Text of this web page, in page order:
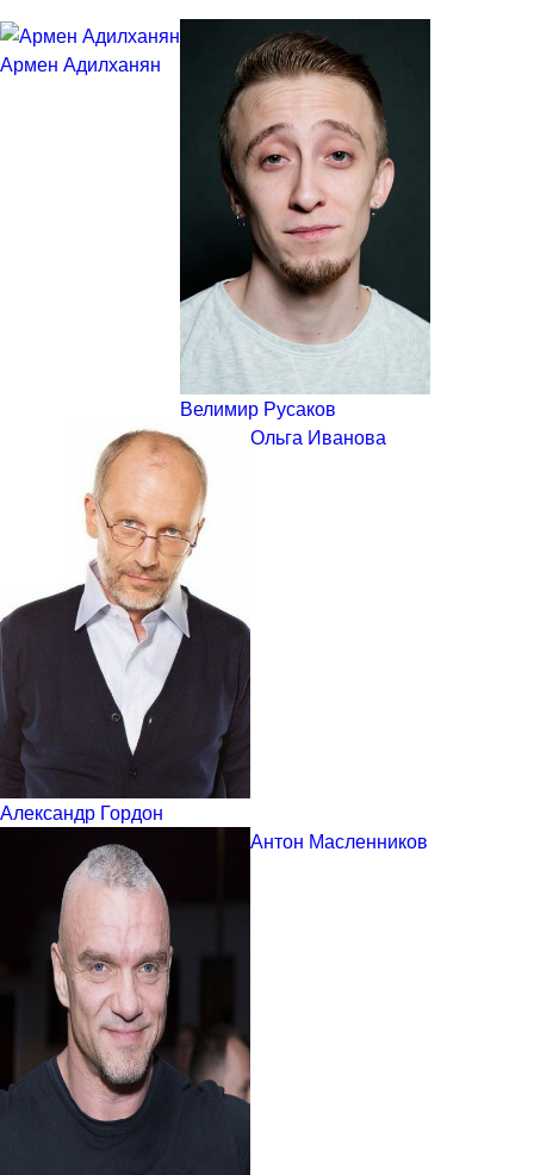
Армен Адилханян
Велимир Русаков
Александр Гордон
Ольга Иванова
Антон Масленников